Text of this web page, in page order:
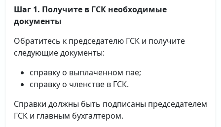
Шаг 1. Получите в ГСК необходимые
документы
Обратитесь к председателю ГСК и получите
следующие документы:
справку о выплаченном пае;
справку о членстве в ГСК.
Справки должны быть подписаны председателем
ГСК и главным бухгалтером.